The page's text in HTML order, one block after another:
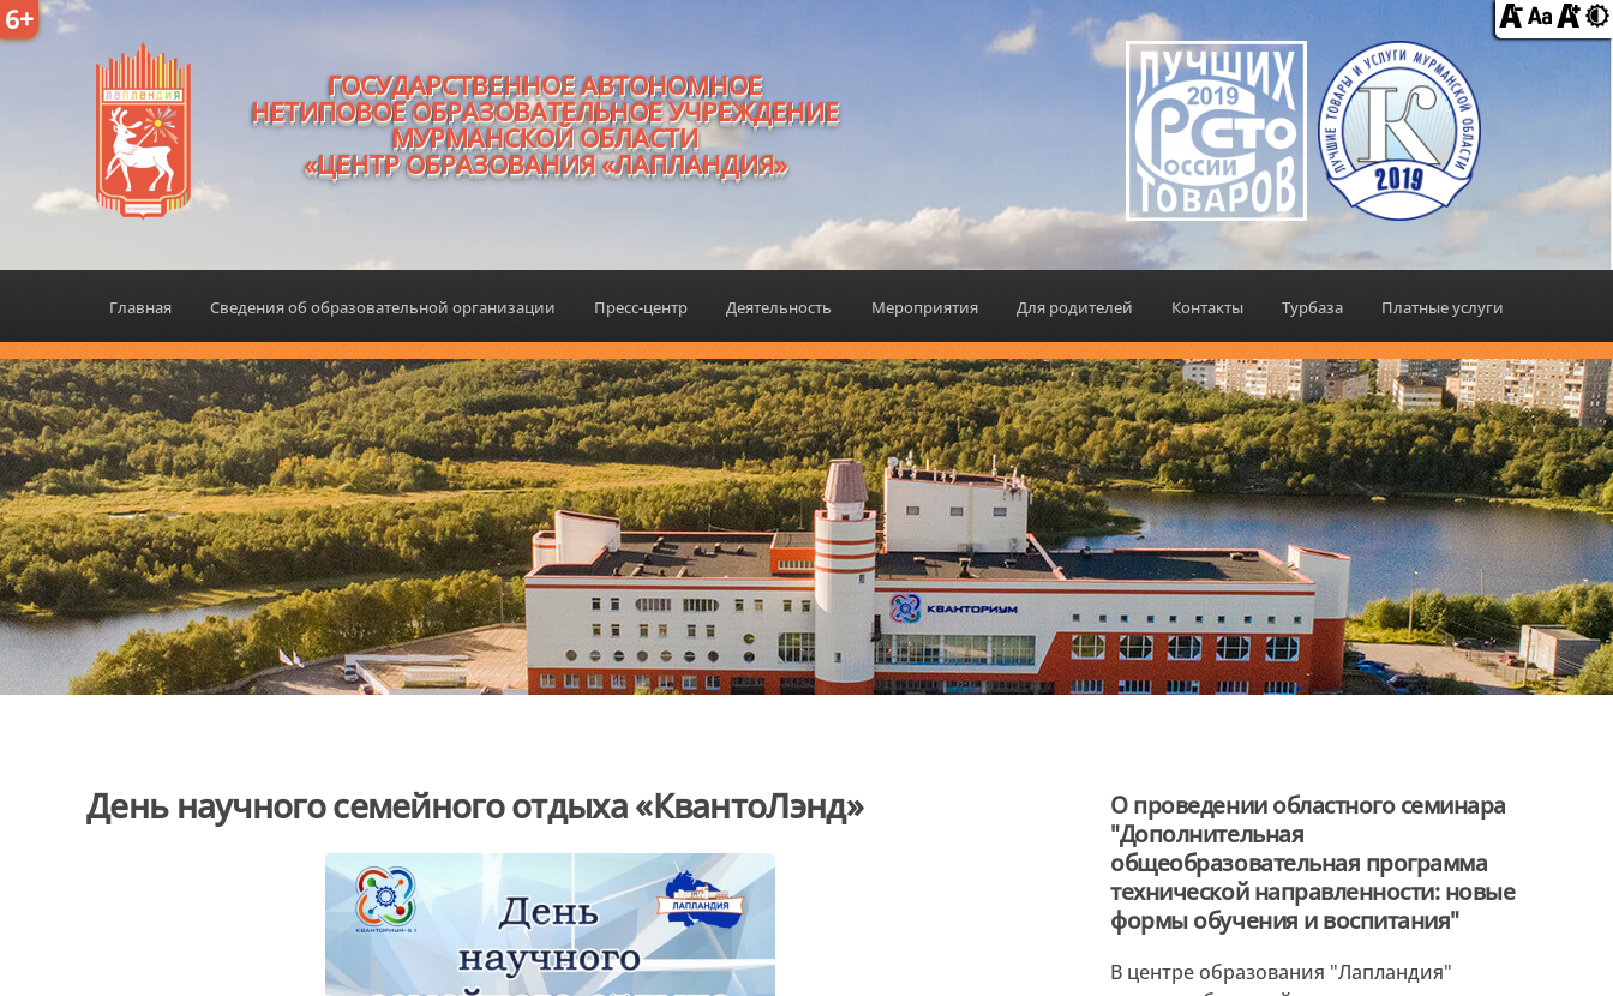
6+
ГОСУДАРСТВЕННОЕ АВТОНОМНОЕ
НЕТИПОВОЕ ОБРАЗОВАТЕЛЬНОЕ УЧРЕЖДЕНИЕ
МУРМАНСКОЙ ОБЛАСТИ
«ЦЕНТР ОБРАЗОВАНИЯ «ЛАПЛАНДИЯ»
Главная Сведения об образовательной организации Пресс-центр Деятельность Мероприятия Для родителей Контакты Турбаза Платные услуги
День научного семейного отдыха «КвантоЛэнд»
О проведении областного семинара
"Дополнительная
общеобразовательная программа
технической направленности: новые
формы обучения и воспитания"
В центре образования "Лапландия"